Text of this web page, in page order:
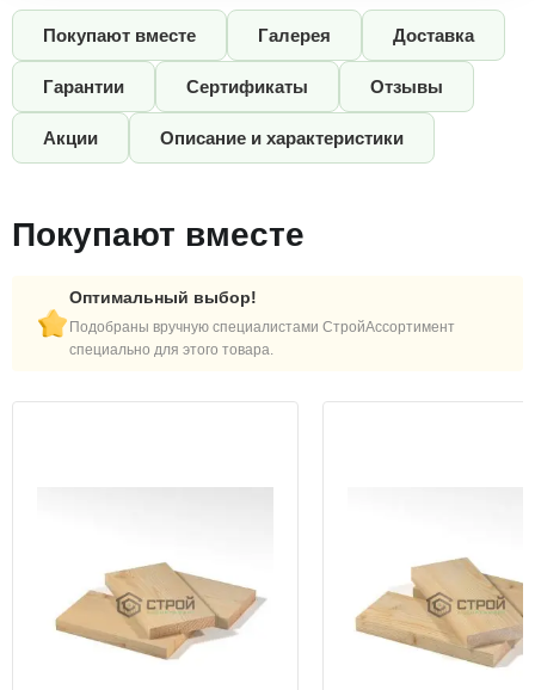
Покупают вместе Галерея Доставка
Гарантии Сертификаты Отзывы
Акции Описание и характеристики
Покупают вместе
Оптимальный выбор!
Подобраны вручную специалистами СтройАссортимент
специально для этого товара.